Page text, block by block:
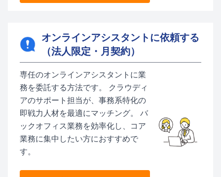
オンラインアシスタントに依頼する
（法人限定・月契約）
専任のオンラインアシスタントに業
務を委託する方法です。 クラウディ
アのサポート担当が、事務系特化の
即戦力人材を最適にマッチング。 バ
ックオフィス業務を効率化し、コア
業務に集中したい方におすすめで
す。